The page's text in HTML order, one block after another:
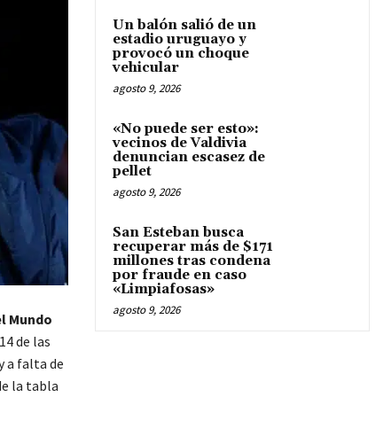
Mundo
de las
a falta de
la tabla
Un balón salió de un
estadio uruguayo y
provocó un choque
vehicular
agosto 9, 2026
«No puede ser esto»:
vecinos de Valdivia
denuncian escasez de
pellet
agosto 9, 2026
San Esteban busca
recuperar más de $171
millones tras condena
por fraude en caso
«Limpiafosas»
agosto 9, 2026